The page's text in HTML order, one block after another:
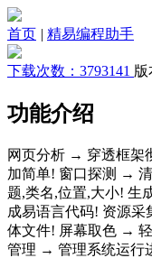
首页 | 精易编程助手
下载次数：3793141
功能介绍
网页分析 → 穿透框架
加简单! 窗口探测 →
题,类名,位置,大小! 生
成易语言代码! 资源采
体文件! 屏幕取色 →
管理 → 管理系统运行